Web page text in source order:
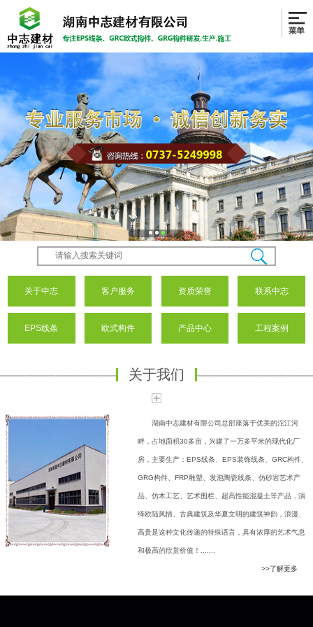
关于中志 客户服务 资质荣誉 联系中志
EPS线条 欧式构件 产品中心 工程案例
关于我们
湖南中志建材有限公司总部座落于优美的沱江河
畔，占地面积30多亩，兴建了一万多平米的现代化厂
房，主要生产：EPS线条、EPS装饰线条、GRC构件、
GRG构件、FRP雕塑、发泡陶瓷线条、仿砂岩艺术产
品、仿木工艺、艺术围栏、超高性能混凝土等产品，演
绎欧陆风情、古典建筑及华夏文明的建筑神韵，浪漫、
高贵是这种文化传递的特殊语言，具有浓厚的艺术气息
和极高的欣赏价值！.......
>>了解更多